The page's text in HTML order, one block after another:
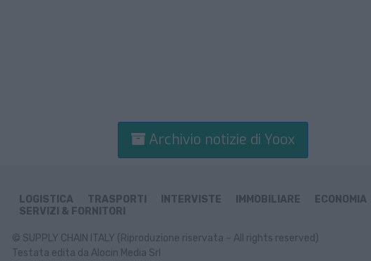
Archivio notizie di Yoox
LOGISTICA TRASPORTI INTERVISTE IMMOBILIARE
ECONOMIA
SERVIZI & FORNITORI
© SUPPLY CHAIN ITALY (Riproduzione riservata – All rights reserved)
Testata edita da Alocin Media Srl